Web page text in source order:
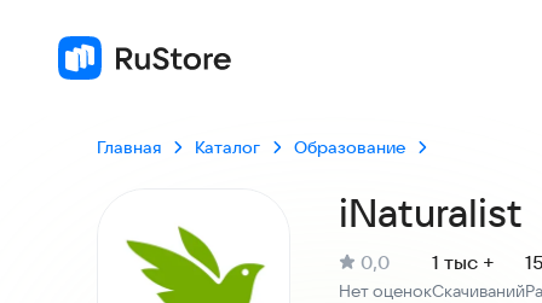
Главная Каталог Образование
iNaturalist
Рейтинг:
0,0
Нет оценокСкачиваний
1 тыс +